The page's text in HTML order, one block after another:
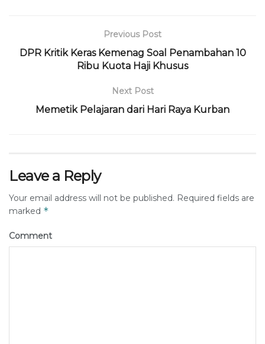
Previous Post
DPR Kritik Keras Kemenag Soal Penambahan 10
Ribu Kuota Haji Khusus
Next Post
Memetik Pelajaran dari Hari Raya Kurban
Leave a Reply
Your email address will not be published. Required fields are
marked *
Comment